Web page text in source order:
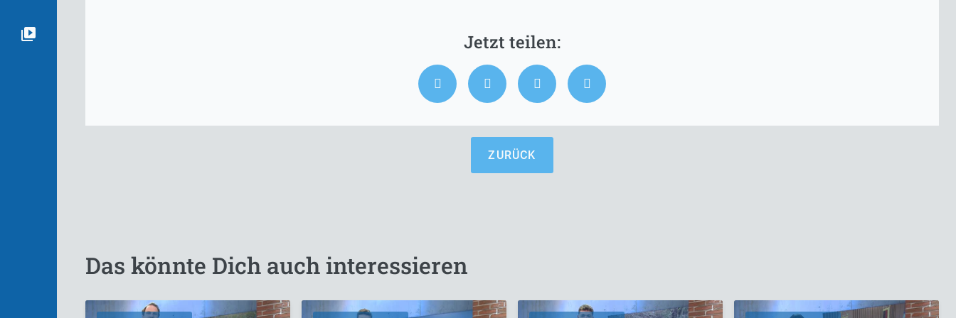
ZURÜCK
Das könnte Dich auch interessieren